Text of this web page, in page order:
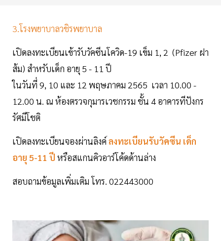
3.โรงพยาบาลวชิรพยาบาล
เปิดลงทะเบียนเข้ารับวัคซีนโควิด-19 เข็ม 1, 2 (Pfizer ฝา
ส้ม) สำหรับเด็ก อายุ 5 - 11 ปี
ในวันที่ 9, 10 และ 12 พฤษภาคม 2565 เวลา 10.00 -
12.00 น. ณ ห้องตรวจกุมารเวชกรรม ชั้น 4 อาคารทีปังกร
รัศมีโชติ
เปิดลงทะเบียนจองผ่านลิงค์ ลงทะเบียนรับวัคซีน เด็ก
อายุ 5-11 ปี หรือสแกนคิวอาร์โค้ดด้านล่าง
สอบถามข้อมูลเพิ่มเติม โทร. 022443000